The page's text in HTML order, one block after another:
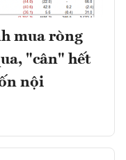
mua ròng
"cân" hết
nội